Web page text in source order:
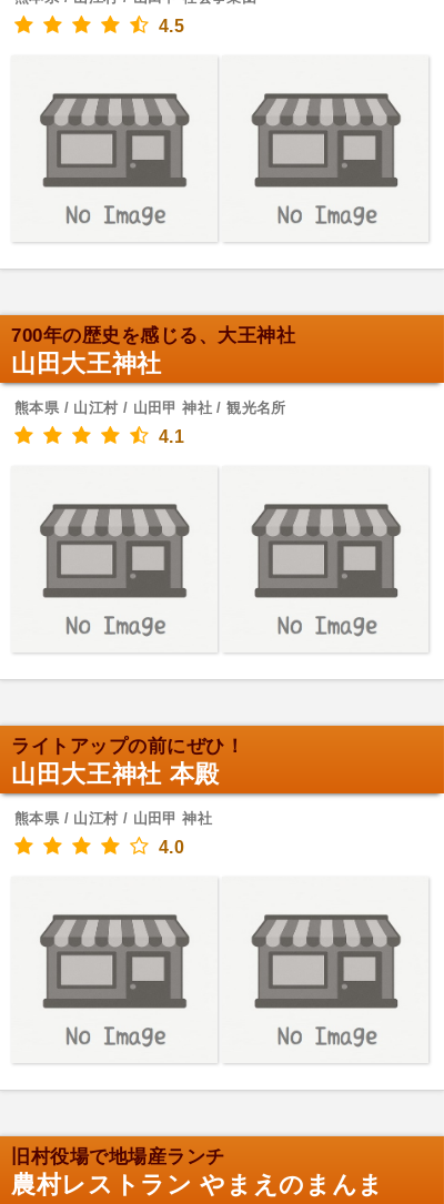
4.5
700年の歴史を感じる、大王神社
山田大王神社
熊本県 / 山江村 / 山田甲 神社 / 観光名所
4.1
ライトアップの前にぜひ！
山田大王神社 本殿
熊本県 / 山江村 / 山田甲 神社
4.0
旧村役場で地場産ランチ
農村レストラン やまえのまんま